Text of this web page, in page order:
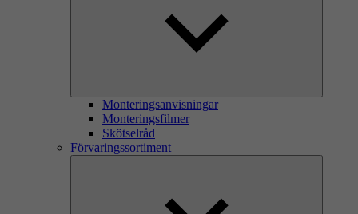
Monteringsanvisningar
Monteringsfilmer
Skötselråd
Förvaringssortiment